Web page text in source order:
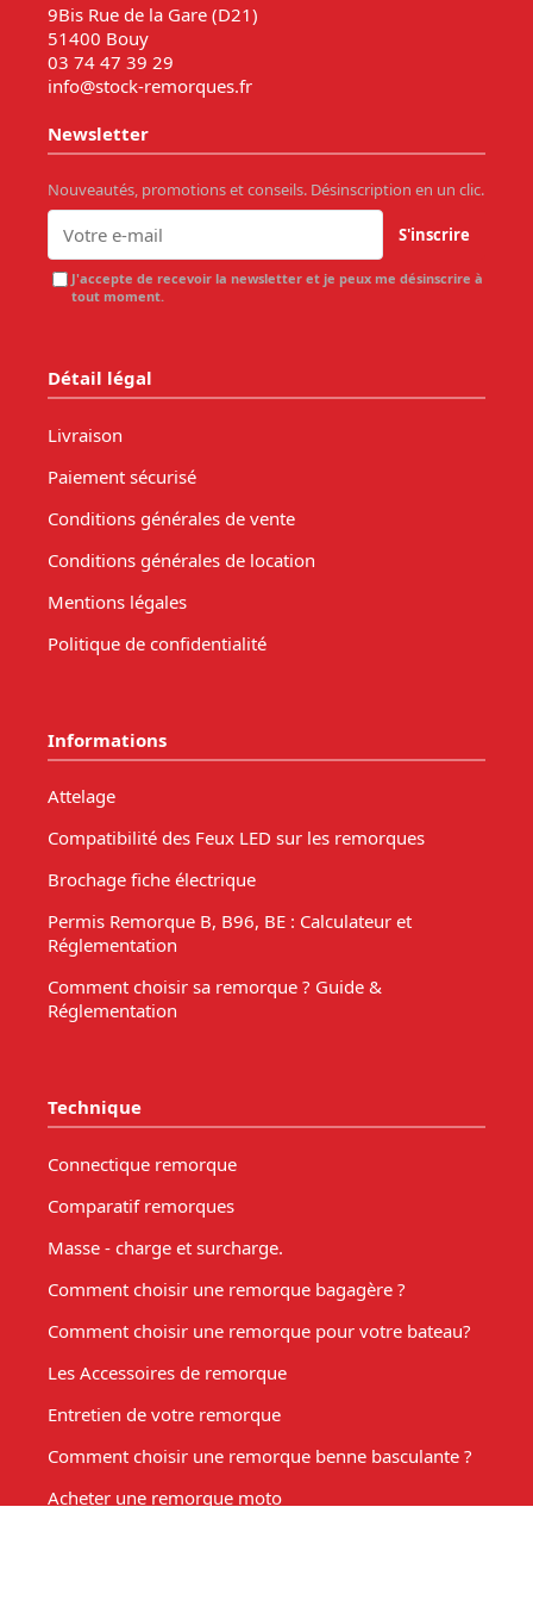
9Bis Rue de la Gare (D21)
51400 Bouy
03 74 47 39 29
info@stock-remorques.fr
Newsletter
Nouveautés, promotions et conseils. Désinscription en un clic.
S'inscrire
J'accepte de recevoir la newsletter et je peux me désinscrire à
tout moment.
Détail légal
Livraison
Paiement sécurisé
Conditions générales de vente
Conditions générales de location
Mentions légales
Politique de confidentialité
Informations
Attelage
Compatibilité des Feux LED sur les remorques
Brochage fiche électrique
Permis Remorque B, B96, BE : Calculateur et
Réglementation
Comment choisir sa remorque ? Guide &
Réglementation
Technique
Connectique remorque
Comparatif remorques
Masse - charge et surcharge.
Comment choisir une remorque bagagère ?
Comment choisir une remorque pour votre bateau?
Les Accessoires de remorque
Entretien de votre remorque
Comment choisir une remorque benne basculante ?
Acheter une remorque moto